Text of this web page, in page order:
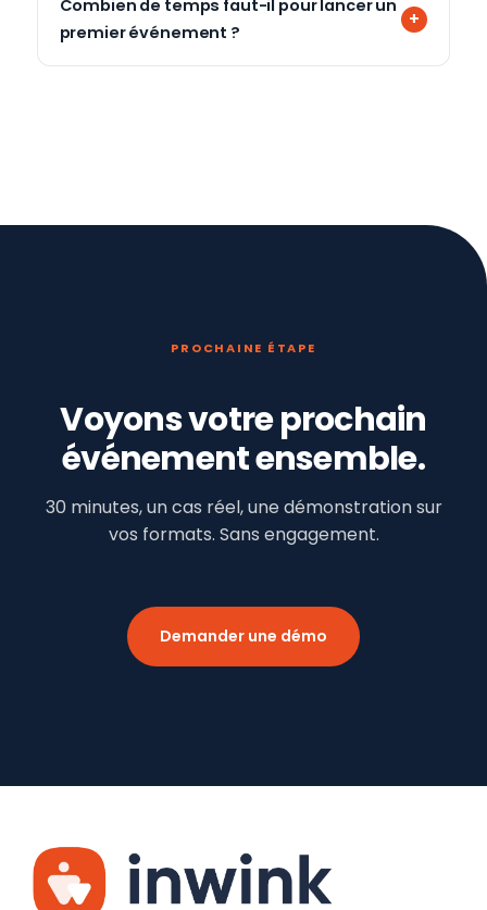
Combien de temps faut-il pour lancer un
premier événement ?
PROCHAINE ÉTAPE
Voyons votre prochain
événement ensemble.
30 minutes, un cas réel, une démonstration sur
vos formats. Sans engagement.
Demander une démo